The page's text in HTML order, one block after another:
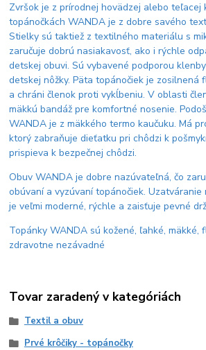
Zvršok je z prírodnej hovädzej alebo teľacej
topánočkách WANDA je z dobre savého
Stielky sú taktiež z textilného materiálu s
zaručuje dobrú nasiakavosť, ako i rýchle
detskej obuvi. Sú vybavené podporou
detskej nôžky. Päta topánočiek je zosilnená
a chráni členok proti vykĺbeniu. V oblasti
mäkkú bandáž pre komfortné nosenie.
WANDA je z mäkkého termo kaučuku. Má
ktorý zabraňuje dieťatku pri chôdzi k
prispieva k bezpečnej chôdzi.
Obuv WANDA je dobre nazúvateľná, čo
obúvaní a vyzúvaní topánočiek. Uzatváranie
je veľmi moderné, rýchle a zaisťuje pevné
Topánky WANDA sú kožené, ľahké, mäkké,
zdravotne nezávadné
Tovar zaradený v kategóriách
Textil a obuv
Prvé krôčiky - topánočky